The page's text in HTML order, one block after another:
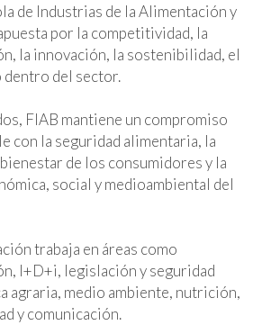
de Industrias de la Alimentación y
por la competitividad, la
la innovación, la sostenibilidad, el
dentro del sector.
FIAB mantiene un compromiso
con la seguridad alimentaria, la
de los consumidores y la
social y medioambiental del
trabaja en áreas como
I+D+i, legislación y seguridad
agraria, medio ambiente, nutrición,
y comunicación.